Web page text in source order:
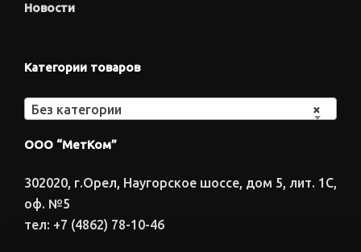
Новости
Категории товаров
×
Без категории
ООО “МетКом”
302020, г.Орел, Наугорское шоссе, дом 5, лит. 1С,
оф. №5
тел: +7 (4862) 78-10-46